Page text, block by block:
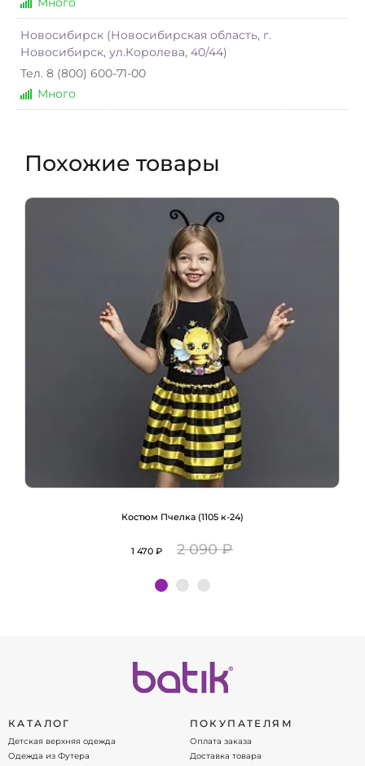
Новосибирск (Новосибирская область, г.
Новосибирск, ул.Королева, 40/44)
Тел. 8 (800) 600-71-00
Много
Похожие товары
Костюм Пчелка (1105 к-24)
1 470 ₽ 2 090 ₽
Подробнее
КАТАЛОГ
Детская верхняя одежда
Одежда из Футера
ПОКУПАТЕЛЯМ
Оплата заказа
Доставка товара